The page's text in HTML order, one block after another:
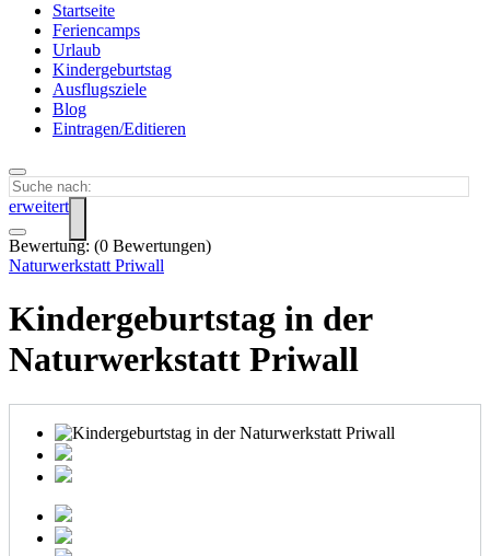
Startseite
Feriencamps
Urlaub
Kindergeburtstag
Ausflugsziele
Blog
Eintragen/Editieren
erweitert
Bewertung: (0 Bewertungen)
Naturwerkstatt Priwall
Kindergeburtstag in der
Naturwerkstatt Priwall